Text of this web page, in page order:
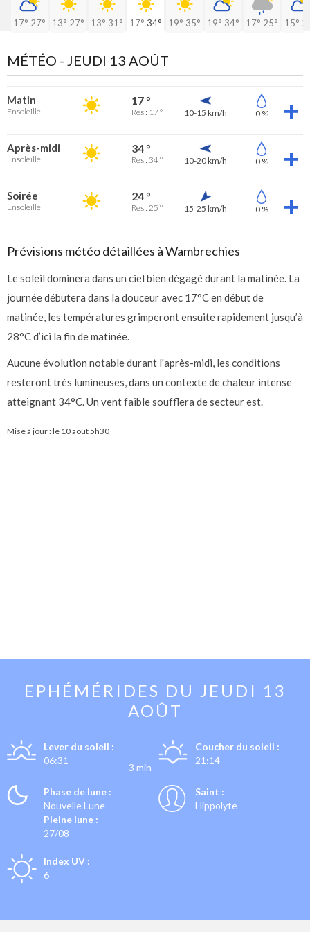
17° 27° 13° 27° 13° 31° 17° 34° 19° 35° 19° 34° 17° 25° 15°
MÉTÉO - JEUDI 13 AOÛT
Matin
Ensoleillé
17 °
Res : 17 ° 10-15 km/h 0 %
Après-midi
Ensoleillé
34 °
Res : 34 ° 10-20 km/h 0 %
Soirée
Ensoleillé
24 °
Res : 25 ° 15-25 km/h 0 %
Prévisions météo détaillées à Wambrechies
Le soleil dominera dans un ciel bien dégagé durant la matinée. La
journée débutera dans la douceur avec 17°C en début de
matinée, les températures grimperont ensuite rapidement jusqu’à
28°C d’ici la fin de matinée.
Aucune évolution notable durant l'après-midi, les conditions
resteront très lumineuses, dans un contexte de chaleur intense
atteignant 34°C. Un vent faible soufflera de secteur est.
Mise à jour : le 10 août 5h30
EPHÉMÉRIDES DU JEUDI 13
AOÛT
Lever du soleil :
06:31
-3 min
Coucher du soleil :
21:14
Phase de lune :
Nouvelle Lune
Pleine lune :
27/08
Saint :
Hippolyte
Index UV :
6